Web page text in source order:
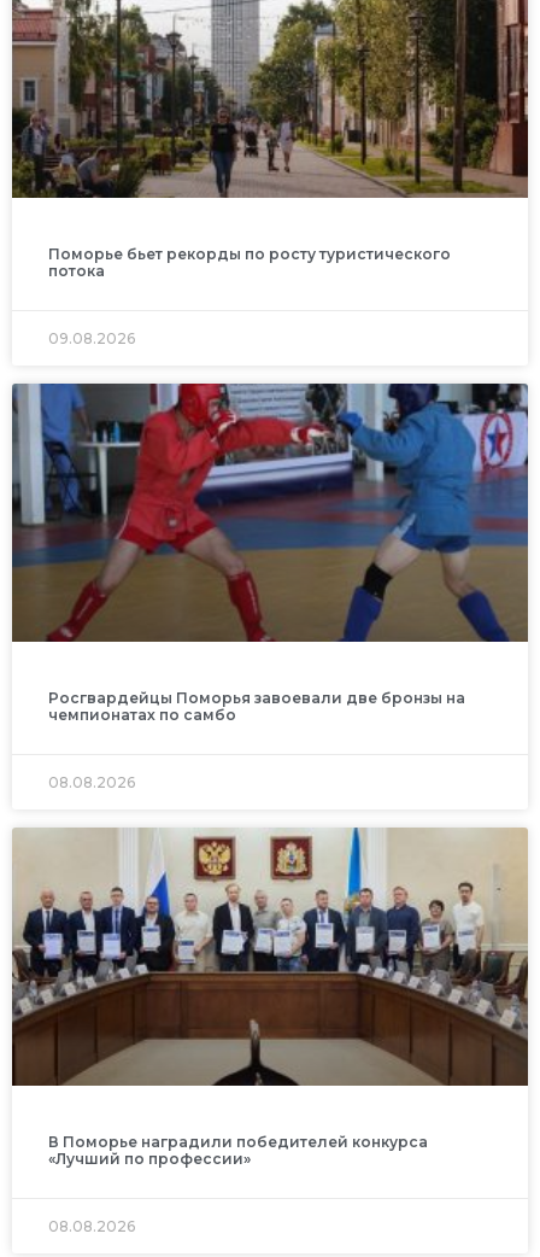
Поморье бьет рекорды по росту туристического
потока
09.08.2026
Росгвардейцы Поморья завоевали две бронзы на
чемпионатах по самбо
08.08.2026
В Поморье наградили победителей конкурса
«Лучший по профессии»
08.08.2026